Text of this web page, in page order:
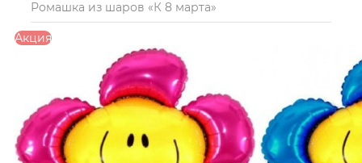
Ромашка из шаров «К 8 марта»
Акция